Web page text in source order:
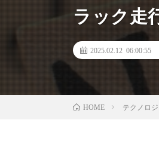
ラック走
2025.02.12 06:00:55
HOME テクノロ